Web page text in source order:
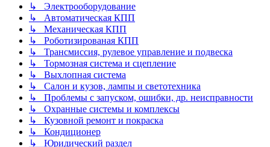
↳ Электрооборудование
↳ Автоматическая КПП
↳ Механическая КПП
↳ Роботизированая КПП
↳ Трансмиссия, рулевое управление и подвеска
↳ Тормозная система и сцепление
↳ Выхлопная система
↳ Салон и кузов, лампы и светотехника
↳ Проблемы с запуском, ошибки, др. неисправности
↳ Охранные системы и комплексы
↳ Кузовной ремонт и покраска
↳ Кондиционер
↳ Юридический раздел